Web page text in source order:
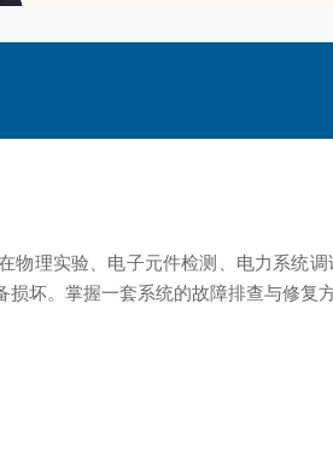
物理实验、电子元件检测、电力系统
坏。掌握一套系统的故障排查与修复